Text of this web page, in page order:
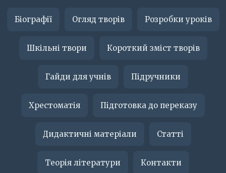
Біографії Огляд творів Розробки уроків
Шкільні твори Короткий зміст творів
Гайди для учнів Підручники
Хрестоматія Підготовка до переказу
Дидактичні матеріали Статті
Теорія літератури Контакти